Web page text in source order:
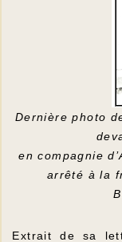
Dernière photo
en compagnie
arrêté à la
Extrait de sa